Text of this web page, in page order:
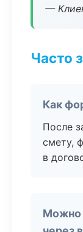
—
Часто
Как
После
смету,
в
Можно